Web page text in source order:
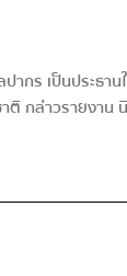
ร เป็นประธา
ล่าวรายงาน